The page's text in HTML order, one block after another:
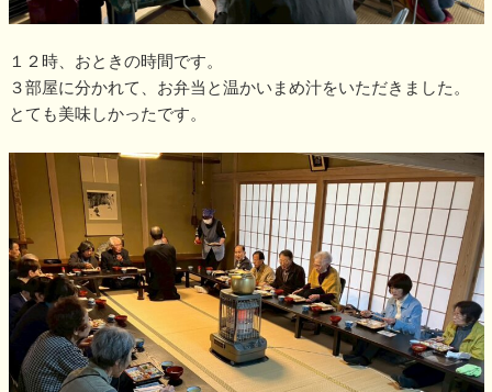
１２時、おときの時間です。
３部屋に分かれて、お弁当と温かいまめ汁をいただきました。
とても美味しかったです。